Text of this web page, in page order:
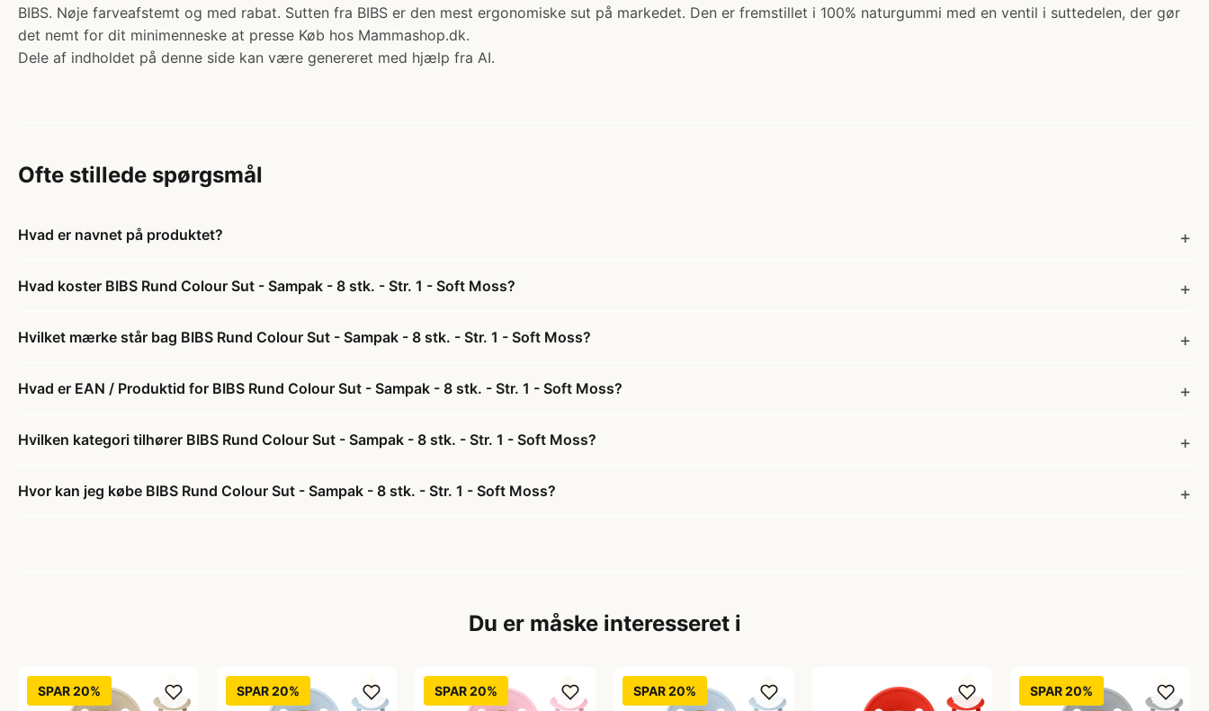
BIBS. Nøje farveafstemt og med rabat. Sutten fra BIBS er den mest ergonomiske sut på markedet. Den er fremstillet i 100% naturgummi med en ventil i suttedelen, der gør
det nemt for dit minimenneske at presse Køb hos Mammashop.dk.
Dele af indholdet på denne side kan være genereret med hjælp fra AI.
Ofte stillede spørgsmål
Hvad er navnet på produktet?
Hvad koster BIBS Rund Colour Sut - Sampak - 8 stk. - Str. 1 - Soft Moss?
Hvilket mærke står bag BIBS Rund Colour Sut - Sampak - 8 stk. - Str. 1 - Soft Moss?
Hvad er EAN / Produktid for BIBS Rund Colour Sut - Sampak - 8 stk. - Str. 1 - Soft Moss?
Hvilken kategori tilhører BIBS Rund Colour Sut - Sampak - 8 stk. - Str. 1 - Soft Moss?
Hvor kan jeg købe BIBS Rund Colour Sut - Sampak - 8 stk. - Str. 1 - Soft Moss?
Du er måske interesseret i
SPAR 20% SPAR 20% SPAR 20% SPAR 20% SPAR 20%